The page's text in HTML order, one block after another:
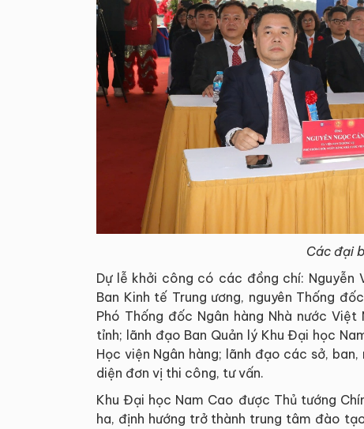
Các đại
Dự lễ khởi công có các đồng chí: Nguyễn
Ban Kinh tế Trung ương, nguyên Thống
Phó Thống đốc Ngân hàng Nhà nước Việt
tỉnh; lãnh đạo Ban Quản lý Khu Đại học
Học viện Ngân hàng; lãnh đạo các sở,
diện đơn vị thi công, tư vấn.
Khu Đại học Nam Cao được Thủ tướng
ha, định hướng trở thành trung tâm đào